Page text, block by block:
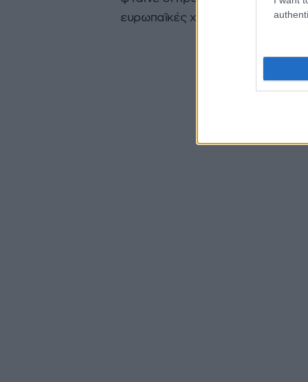
ευρωπαϊκές χώρες, η τιμή στην